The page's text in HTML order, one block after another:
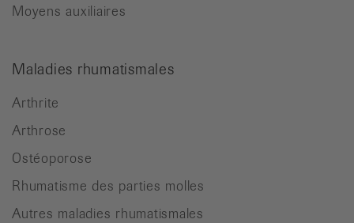
Moyens auxiliaires
Maladies rhumatismales
Arthrite
Arthrose
Ostéoporose
Rhumatisme des parties molles
Autres maladies rhumatismales